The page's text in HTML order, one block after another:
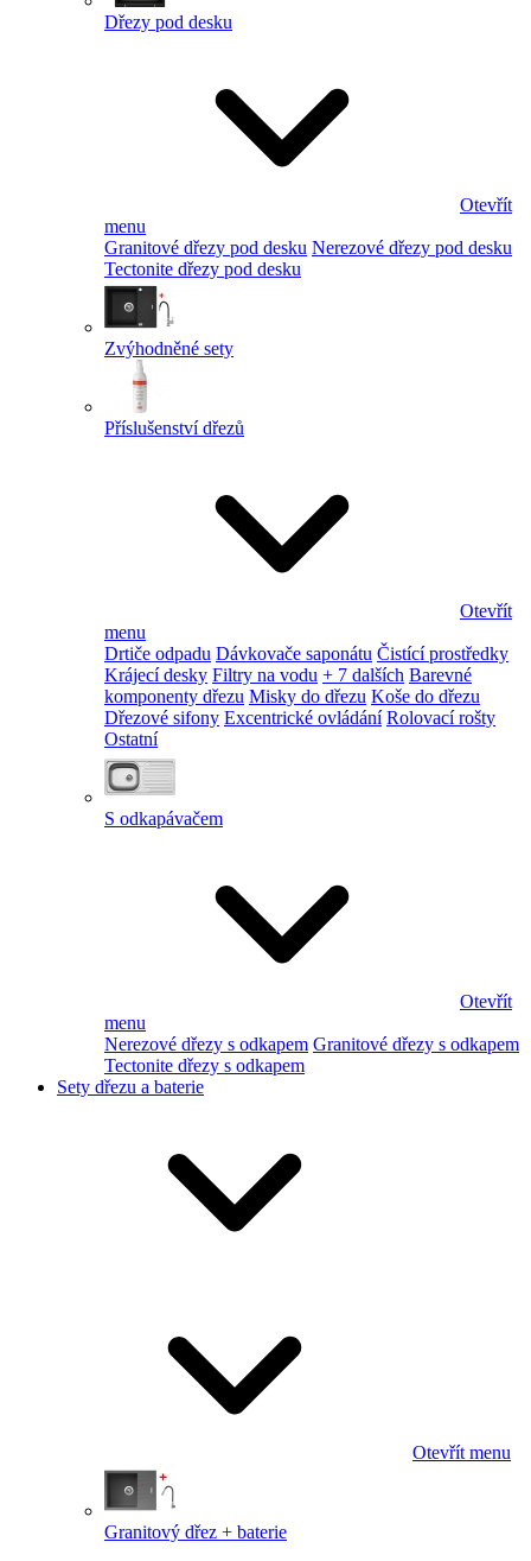
Dřezy pod desku
Otevřít
menu
Granitové dřezy pod desku Nerezové dřezy pod desku
Tectonite dřezy pod desku
Zvýhodněné sety
Příslušenství dřezů
Otevřít
menu
Drtiče odpadu Dávkovače saponátu Čistící prostředky
Krájecí desky Filtry na vodu + 7 dalších Barevné
komponenty dřezu Misky do dřezu Koše do dřezu
Dřezové sifony Excentrické ovládání Rolovací rošty
Ostatní
S odkapávačem
Otevřít
menu
Nerezové dřezy s odkapem Granitové dřezy s odkapem
Tectonite dřezy s odkapem
Sety dřezu a baterie
Otevřít menu
Granitový dřez + baterie